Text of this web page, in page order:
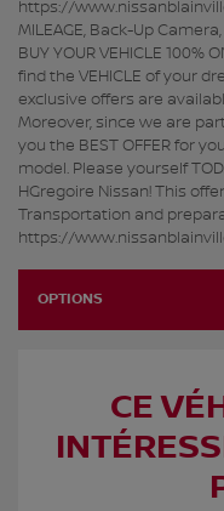
https://
MILEAGE, Back-Up
BUY YOUR VEHICLE 100%
find the VEHICLE of your
exclusive offers are
Moreover, since we are
you the BEST OFFER for
model. Please yourself
HGregoire Nissan! This
Transportation and
https://
OPTIONS
CE